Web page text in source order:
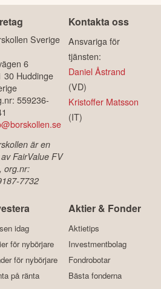
Sverige
6
30 Huddinge
559236-
är en
org.nr:
7732
Kontakta oss
Ansvariga för
tjänsten:
Daniel Åstrand
idag
Aktier & Fonder
Aktietips